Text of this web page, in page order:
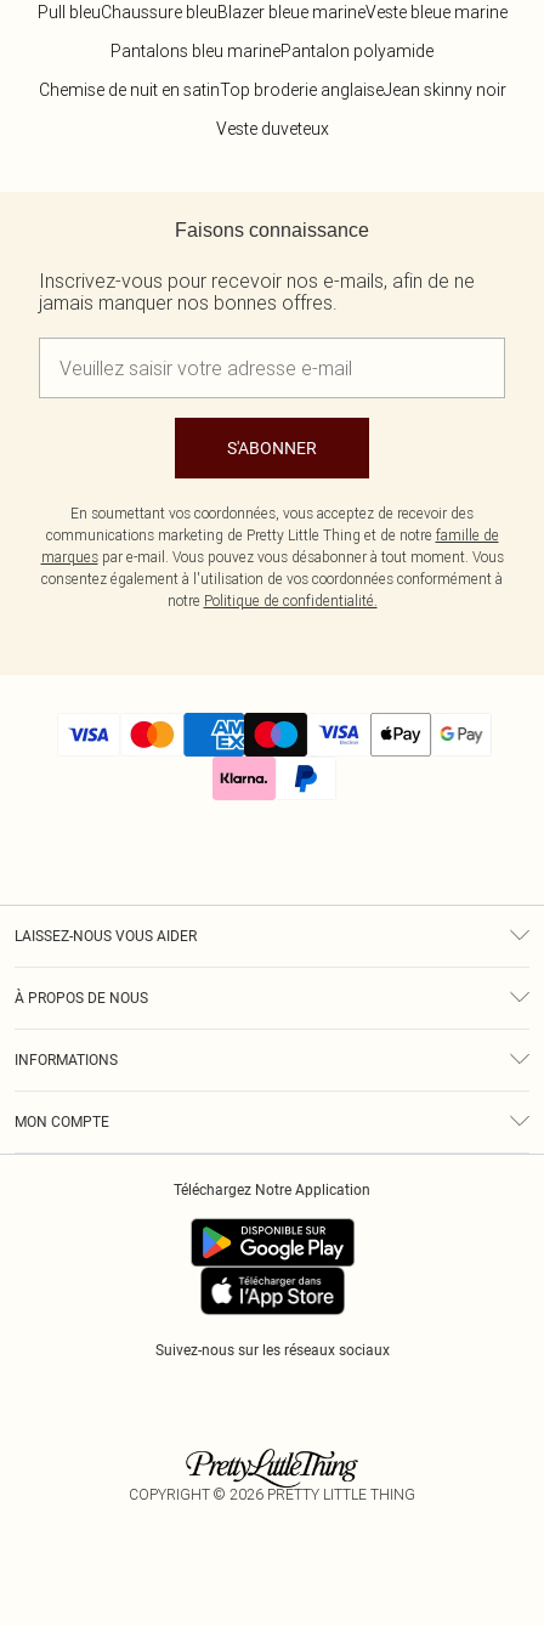
Pull bleuChaussure bleuBlazer bleue marineVeste bleue marine
Pantalons bleu marinePantalon polyamide
Chemise de nuit en satinTop broderie anglaiseJean skinny noir
Veste duveteux
Faisons connaissance
Inscrivez-vous pour recevoir nos e-mails, afin de ne
jamais manquer nos bonnes offres.
S'ABONNER
En soumettant vos coordonnées, vous acceptez de recevoir des
communications marketing de Pretty Little Thing et de notre famille de
marquespar e-mail. Vous pouvez vous désabonner à tout moment. Vous
consentez également à l'utilisation de vos coordonnées conformément à
notre Politique de confidentialité.
LAISSEZ-NOUS VOUS AIDER
À PROPOS DE NOUS
INFORMATIONS
MON COMPTE
Suivez-nous sur les réseaux sociaux
Téléchargez Notre Application
COPYRIGHT © 2026 PRETTY LITTLE THING